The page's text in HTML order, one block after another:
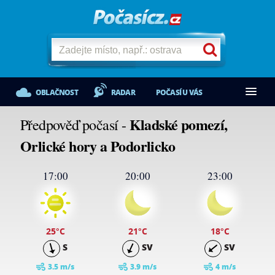
OBLAČNOST RADAR POČASÍ U VÁS
Předpověď počasí -Kladské pomezí,
Orlické hory a Podorlicko
17:00
25°C
S
3.5 m/s
20:00
21°C
SV
3.9 m/s
23:00
18°C
SV
4 m/s